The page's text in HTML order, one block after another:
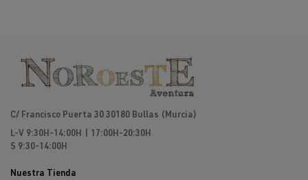
C/ Francisco Puerta 30 30180 Bullas (Murcia)
L-V 9:30H-14:00H | 17:00H-20:30H
S 9:30-14:00H
Nuestra Tienda